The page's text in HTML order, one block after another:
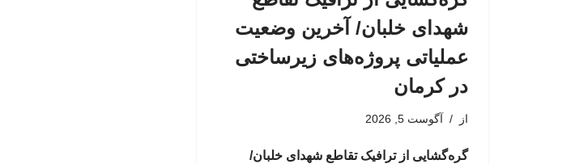
شهدای خلبان/ آخرین وضعیت
عملیاتی پروژه‌های زیرساختی
در کرمان
از آگوست 5, 2026
گره‌گشایی از ترافیک تقاطع شهدای خلبان/